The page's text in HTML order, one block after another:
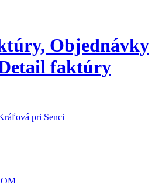
Objednávky
faktúry